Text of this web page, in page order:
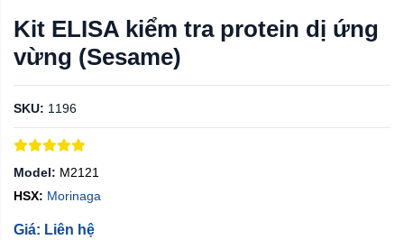
Kit ELISA kiểm tra protein dị ứng
vừng (Sesame)
SKU: 1196
Model: M2121
HSX: Morinaga
Giá: Liên hệ